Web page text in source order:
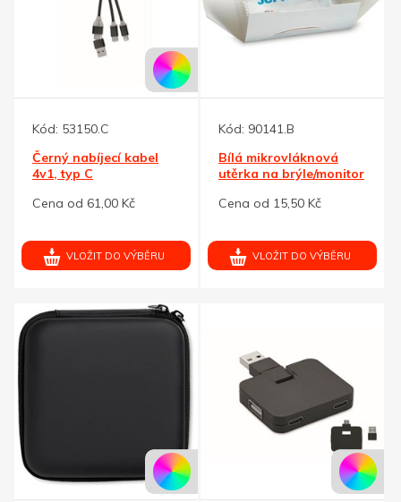
Kód: 53150.C
Černý nabíjecí kabel
4v1, typ C
Cena od 61,00 Kč
VLOŽIT DO VÝBĚRU
Kód: 90141.B
Bílá mikrovláknová
utěrka na brýle/monitor
Cena od 15,50 Kč
VLOŽIT DO VÝBĚRU